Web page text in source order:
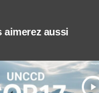
aimerez aussi
play_arrow